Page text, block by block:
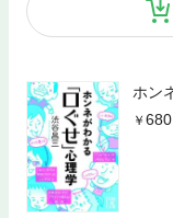
ホン
680